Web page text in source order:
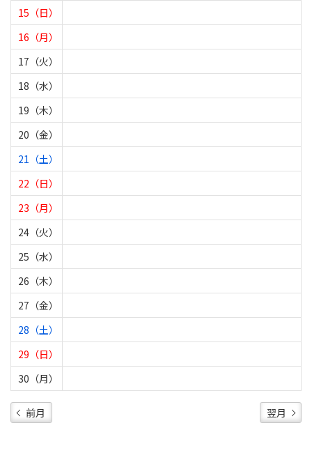
15（日）
16（月）
17（火）
18（水）
19（木）
20（金）
21（土）
22（日）
23（月）
24（火）
25（水）
26（木）
27（金）
28（土）
29（日）
30（月）
前月 翌月